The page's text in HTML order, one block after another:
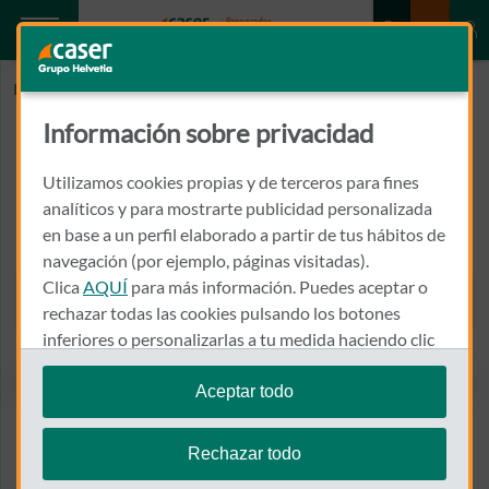
Inicio CLINICA ESPINOSA
CLINICA ESPINOSA
CONSUELO
46007 - VALENCIA
963 518 262
Llamar a CLINICA
Ver el mapa en Google Maps
Información sobre privacidad
Utilizamos cookies propias y de terceros para fines
analíticos y para mostrarte publicidad personalizada
en base a un perfil elaborado a partir de tus hábitos de
navegación (por ejemplo, páginas visitadas).
Clica AQUÍ para más información. Puedes aceptar o
rechazar todas las cookies pulsando los botones
inferiores o personalizarlas a tu medida haciendo clic
en"configurar cookies".
Te recordamos que puedes modificar tus ajustes de
cookies en cualquier momento en la sección
Aceptar todo
Rechazar todo